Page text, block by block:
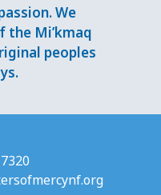
We
the Mi’kmaq
peoples